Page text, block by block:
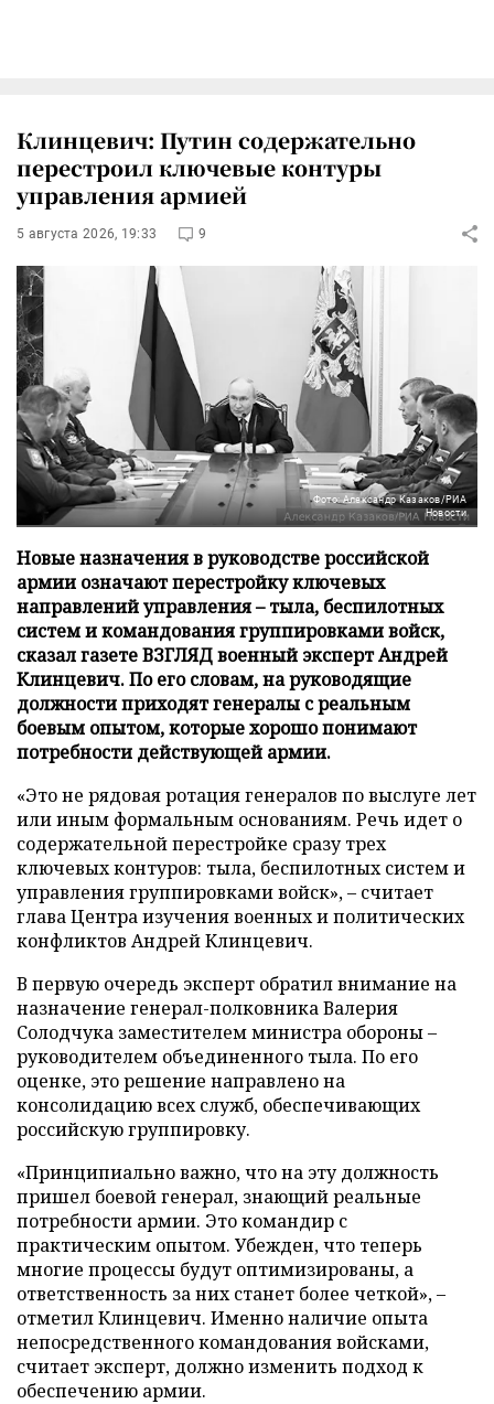
Клинцевич: Путин содержательно
перестроил ключевые контуры
управления армией
5 августа 2026, 19:33 9
Фото: Александр Казаков/РИА
Новости
Новые назначения в руководстве российской
армии означают перестройку ключевых
направлений управления – тыла, беспилотных
систем и командования группировками войск,
сказал газете ВЗГЛЯД военный эксперт Андрей
Клинцевич. По его словам, на руководящие
должности приходят генералы с реальным
боевым опытом, которые хорошо понимают
потребности действующей армии.
«Это не рядовая ротация генералов по выслуге лет
или иным формальным основаниям. Речь идет о
содержательной перестройке сразу трех
ключевых контуров: тыла, беспилотных систем и
управления группировками войск», – считает
глава Центра изучения военных и политических
конфликтов Андрей Клинцевич.
В первую очередь эксперт обратил внимание на
назначение генерал-полковника Валерия
Солодчука заместителем министра обороны –
руководителем объединенного тыла. По его
оценке, это решение направлено на
консолидацию всех служб, обеспечивающих
российскую группировку.
«Принципиально важно, что на эту должность
пришел боевой генерал, знающий реальные
потребности армии. Это командир с
практическим опытом. Убежден, что теперь
многие процессы будут оптимизированы, а
ответственность за них станет более четкой», –
отметил Клинцевич. Именно наличие опыта
непосредственного командования войсками,
считает эксперт, должно изменить подход к
обеспечению армии.